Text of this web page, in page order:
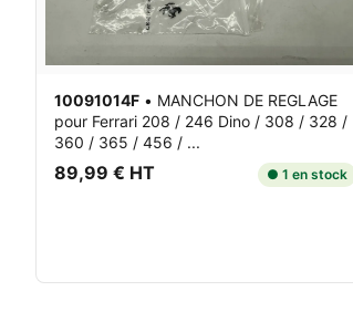
10091014F • MANCHON DE REGLAGE
pour Ferrari 208 / 246 Dino / 308 / 328 /
360 / 365 / 456 / ...
89,99 € HT ● 1 en stock